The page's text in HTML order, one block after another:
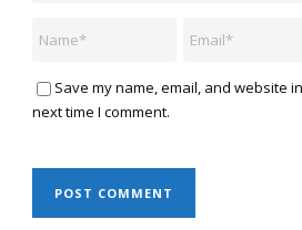
Save my name, email, and website
next time I comment.